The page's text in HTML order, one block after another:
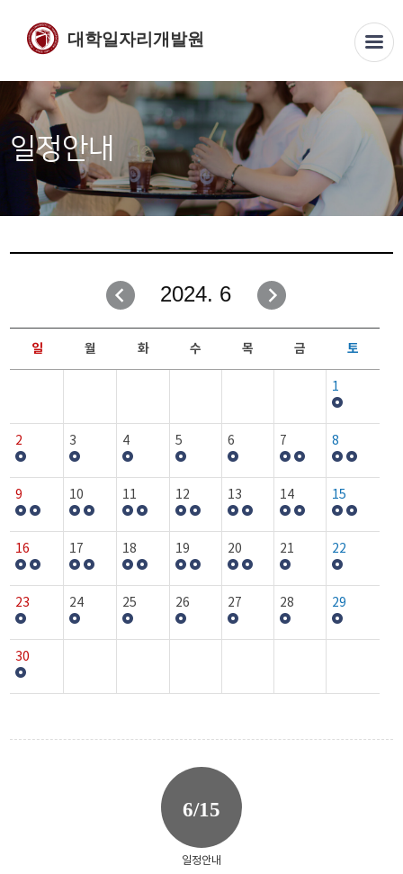
대학일자리개발원
일정안내
2024. 6
일 월 화 수 목 금 토
1
2 3 4 5 6 7 8
9 10 11 12 13 14 15
16 17 18 19 20 21 22
23 24 25 26 27 28 29
30
6/15
일정안내